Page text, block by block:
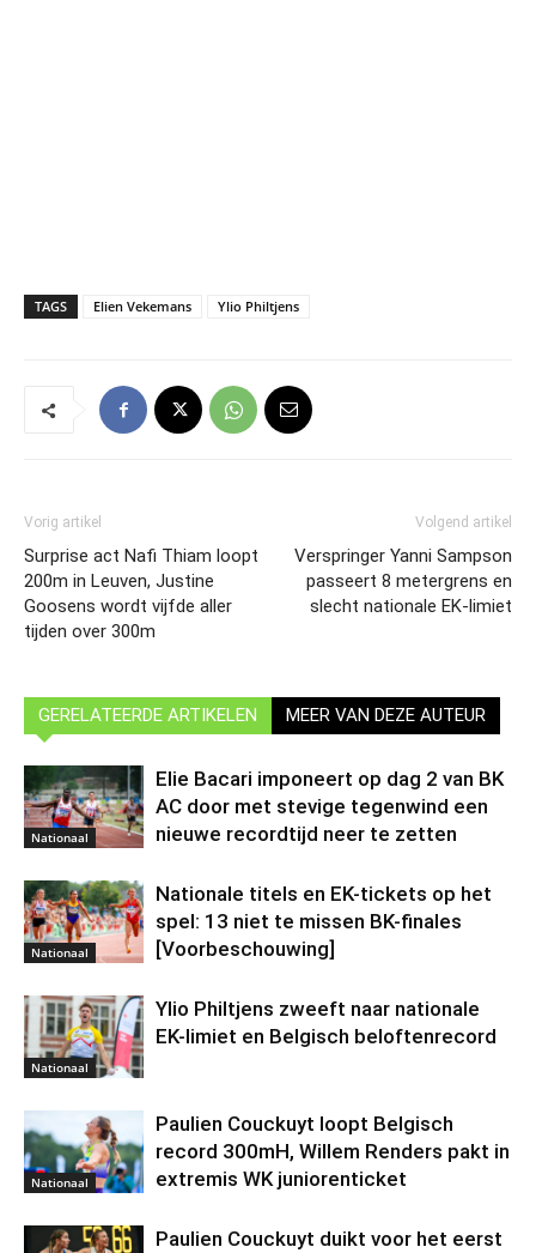
TAGS Elien Vekemans Ylio Philtjens
Vorig artikel
Surprise act Nafi Thiam loopt
200m in Leuven, Justine
Goosens wordt vijfde aller
tijden over 300m
Volgend artikel
Verspringer Yanni Sampson
passeert 8 metergrens en
slecht nationale EK-limiet
GERELATEERDE ARTIKELEN MEER VAN DEZE AUTEUR
Nationaal
Elie Bacari imponeert op dag 2 van BK
AC door met stevige tegenwind een
nieuwe recordtijd neer te zetten
Nationaal
Nationale titels en EK-tickets op het
spel: 13 niet te missen BK-finales
[Voorbeschouwing]
Nationaal
Ylio Philtjens zweeft naar nationale
EK-limiet en Belgisch beloftenrecord
Nationaal
Paulien Couckuyt loopt Belgisch
record 300mH, Willem Renders pakt in
extremis WK juniorenticket
Paulien Couckuyt duikt voor het eerst